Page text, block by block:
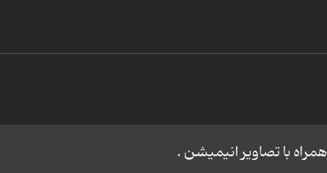
با تصاویر انیمیشن .